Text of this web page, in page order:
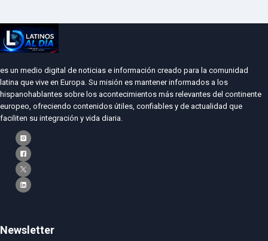
es un medio digital de noticias e información creado para la comunidad
latina que vive en Europa. Su misión es mantener informados a los
hispanohablantes sobre los acontecimientos más relevantes del continente
europeo, ofreciendo contenidos útiles, confiables y de actualidad que
faciliten su integración y vida diaria.
Newsletter